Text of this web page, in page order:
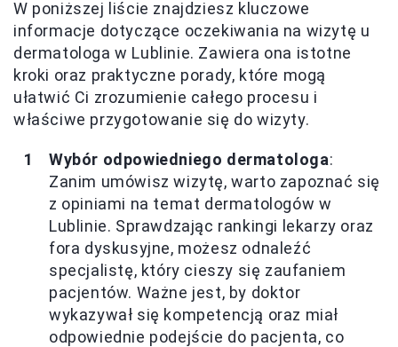
W poniższej liście znajdziesz kluczowe
informacje dotyczące oczekiwania na wizytę u
dermatologa w Lublinie. Zawiera ona istotne
kroki oraz praktyczne porady, które mogą
ułatwić Ci zrozumienie całego procesu i
właściwe przygotowanie się do wizyty.
Wybór odpowiedniego dermatologa:
Zanim umówisz wizytę, warto zapoznać się
z opiniami na temat dermatologów w
Lublinie. Sprawdzając rankingi lekarzy oraz
fora dyskusyjne, możesz odnaleźć
specjalistę, który cieszy się zaufaniem
pacjentów. Ważne jest, by doktor
wykazywał się kompetencją oraz miał
odpowiednie podejście do pacjenta, co